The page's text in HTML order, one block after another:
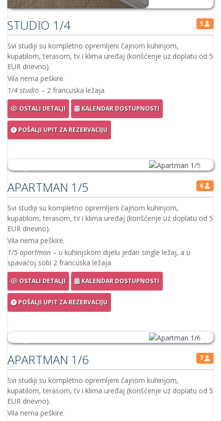
Svi studiji su kompletno opremljeni čajnom kuhinjom,
EUR dnevno).
Vila nema peškire.
1/5 apartman– u kuhinjskom dijelu jedan single ležaj, a u
spavaćoj sobi 2 francuska ležaja
OSTALI DETALJI
POŠALJI UPIT ZA REZERVACIJU
Previous
APARTMAN 1/6
kupatilom, terasom, tv i klima uređaj (korišćenje uz doplatu od 5
EUR dnevno).
Vila nema peškire.
1/5 apartman – u kuhinjskom dijelu 2 single ležaj, a u spavaćoj
sobi 2 francuska ležaja
OSTALI DETALJI KALENDAR DOSTUPNOSTI
POŠALJI UPIT ZA REZERVACIJU
USLOVI I PRAVILA
Želite li našu ponudu? Pišite nam...